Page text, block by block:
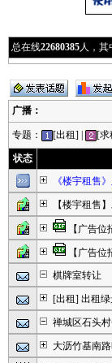
总在线22680385人，
广播 ：
专题： [出租] [求
状态
《楼宇租售
【楼宇租售
【广告
【广告
棋牌室转让
[出租] 出租
禅城区石头
大沥竹基南